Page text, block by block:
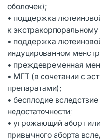
оболочек);
• поддержка
к
• поддержка
индуцированном
• преждевременная
• МГТ (в сочетании с
препаратами);
• бесплодие
недостаточности;
• угрожающий аборт
привычного аборта